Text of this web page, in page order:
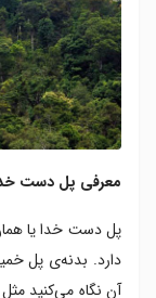
معرفی پل دست
دارد. بدنه‌ی پل
آن نگاه می‌کنید